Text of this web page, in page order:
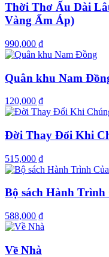
Thời Thơ Ấu Dài
Vàng Ấm Áp)
990,000 ₫
Quân khu Nam
120,000 ₫
Đời Thay Đổi Khi
515,000 ₫
Bộ sách Hành
588,000 ₫
Về Nhà